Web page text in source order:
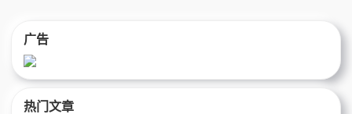
广告
热门文章